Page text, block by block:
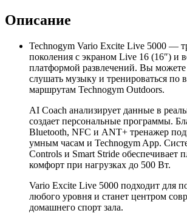
Описание
Technogym Vario Excite Live 5000 —
поколения с экраном Live 16 (16″) и
платформой развлечений. Вы можете
слушать музыку и тренироваться по
маршрутам Technogym Outdoors.
AI Coach анализирует данные в
создает персональные программы.
Bluetooth, NFC и ANT+ тренажер
умным часам и Technogym App.
Controls и Smart Stride обеспечивает
комфорт при нагрузках до 500 Вт.
Vario Excite Live 5000 подходит для
любого уровня и станет центром
домашнего спорт зала.